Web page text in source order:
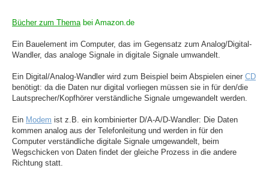
Bücher zum Themabei Amazon.de
Ein Bauelement im Computer, das im Gegensatz zum Analog/Digital-
Wandler, das analoge Signale in digitale Signale umwandelt.
Ein Digital/Analog-Wandler wird zum Beispiel beim Abspielen einer CD
benötigt: da die Daten nur digital vorliegen müssen sie in für den/die
Lautsprecher/Kopfhörer verständliche Signale umgewandelt werden.
Ein Modem ist z.B. ein kombinierter D/A-A/D-Wandler: Die Daten
kommen analog aus der Telefonleitung und werden in für den
Computer verständliche digitale Signale umgewandelt, beim
Wegschicken von Daten findet der gleiche Prozess in die andere
Richtung statt.